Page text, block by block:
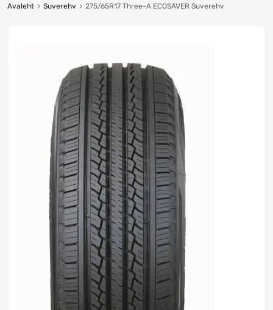
Avaleht Suverehv 275/65R17 Three-A ECOSAVER Suverehv